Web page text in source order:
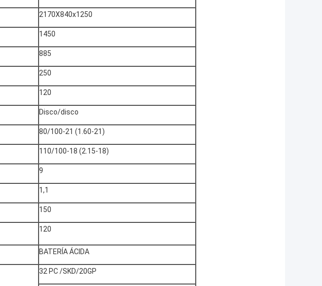
2170X840x1250
1450
885
250
120
Disco/disco
80/100-21 (1.60-21)
110/100-18 (2.15-18)
9
1,1
150
120
BATERÍA ÁCIDA
32 PC /SKD/20GP